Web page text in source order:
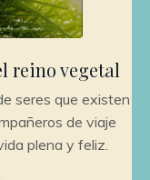
reino vegetal
seres que existen
de viaje
plena y feliz.